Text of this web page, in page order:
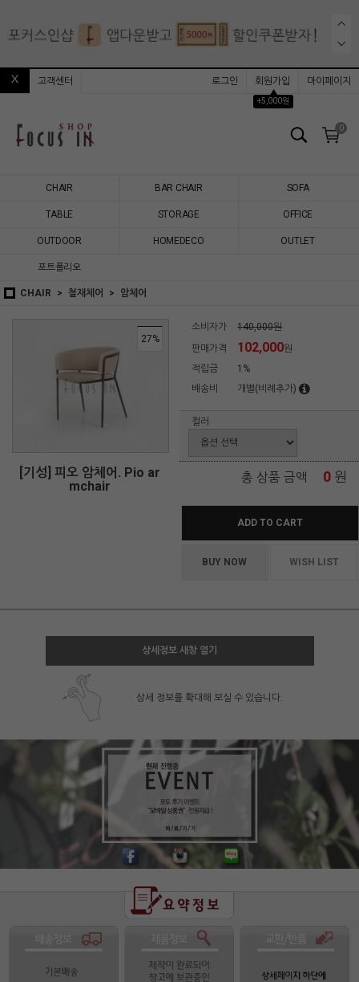
고객센터 로그인
회원가입
▲
+5,000원
마이페이지
0
CHAIR BAR CHAIR SOFA
TABLE STORAGE OFFICE
OUTDOOR HOMEDECO OUTLET
포트폴리오
CHAIR 철재체어 암체어
27%
[기성] 피오 암체어. Pio ar
mchair
소비자가
140,000원
판매가격
102,000원
적립금
1%
배송비
개별(비례추가)
컬러
총 상품 금액 0 원
ADD TO CART
BUY NOW WISH LIST
상세정보 새창 열기
상세 정보를 확대해 보실 수 있습니다.